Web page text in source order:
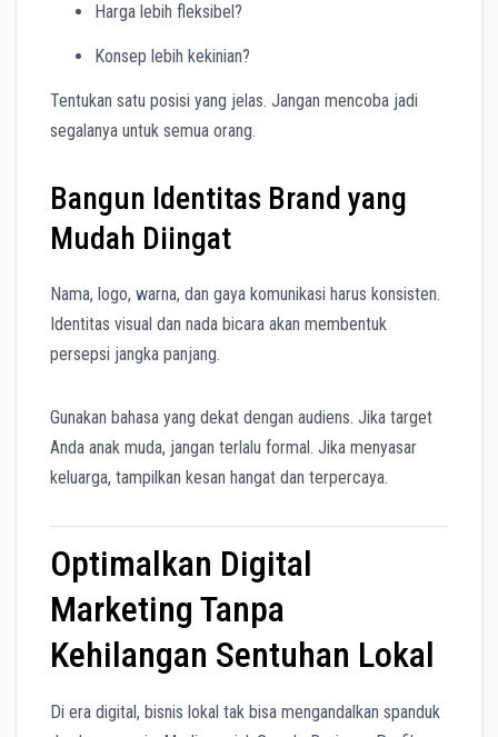
Harga lebih fleksibel?
Konsep lebih kekinian?
Tentukan satu posisi yang jelas. Jangan mencoba jadi
segalanya untuk semua orang.
Bangun Identitas Brand yang
Mudah Diingat
Nama, logo, warna, dan gaya komunikasi harus konsisten.
Identitas visual dan nada bicara akan membentuk
persepsi jangka panjang.
Gunakan bahasa yang dekat dengan audiens. Jika target
Anda anak muda, jangan terlalu formal. Jika menyasar
keluarga, tampilkan kesan hangat dan terpercaya.
Optimalkan Digital
Marketing Tanpa
Kehilangan Sentuhan Lokal
Di era digital, bisnis lokal tak bisa mengandalkan spanduk